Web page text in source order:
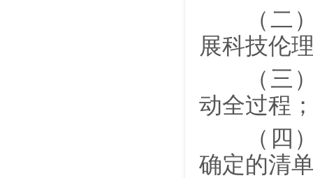
（二）
展科技伦
（三）
动全过程
（四）
确定的清